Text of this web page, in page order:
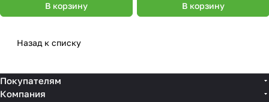
В корзину В корзину
Назад к списку
Покупателям
Компания